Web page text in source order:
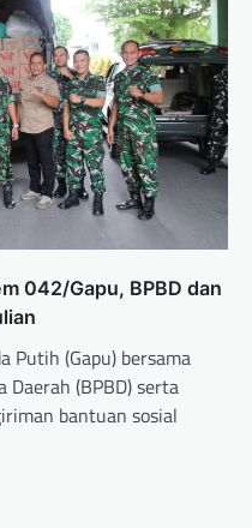
042/Gapu, BPBD dan
Putih (Gapu) bersama
Daerah (BPBD) serta
bantuan sosial